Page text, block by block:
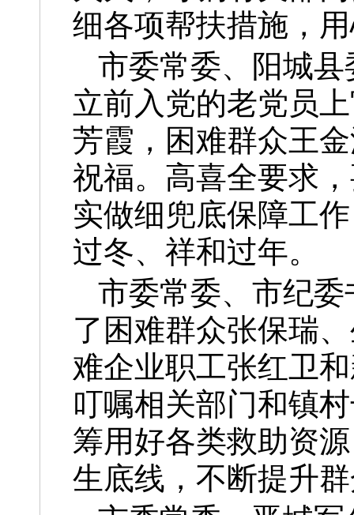
细各项帮扶措施，
市委常委、阳城
立前入党的老党员
芳霞，困难群众王
祝福。高喜全要求
实做细兜底保障工
过冬、祥和过年。
市委常委、市纪
了困难群众张保瑞
难企业职工张红卫
叮嘱相关部门和镇
筹用好各类救助资
生底线，不断提升